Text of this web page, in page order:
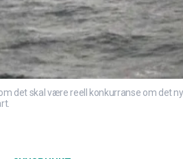
det skal være reell konkurranse om